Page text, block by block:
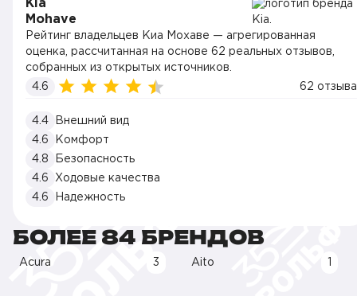
Kia
Mohave
Рейтинг владельцев Киа Мохаве — агрегированная
оценка, рассчитанная на основе 62 реальных отзывов,
собранных из открытых источников.
4.6
62 отзыва
4.4
Внешний вид
4.6
Комфорт
4.8
Безопасность
4.6
Ходовые качества
4.6
Надежность
БОЛЕЕ 84 БРЕНДОВ
Acura 3 Aito